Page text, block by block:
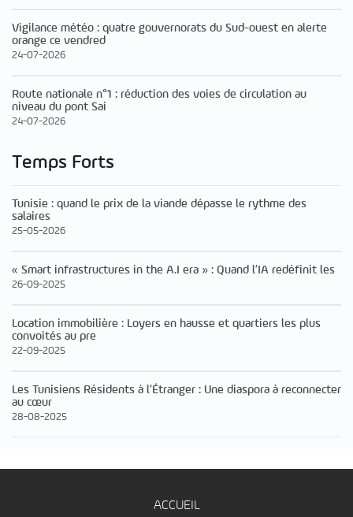
Vigilance météo : quatre gouvernorats du Sud-ouest en alerte
orange ce vendred
24-07-2026
Route nationale n°1 : réduction des voies de circulation au
niveau du pont Sai
24-07-2026
Temps Forts
Tunisie : quand le prix de la viande dépasse le rythme des
salaires
25-05-2026
« Smart infrastructures in the A.I era » : Quand l’IA redéfinit les
26-09-2025
Location immobilière : Loyers en hausse et quartiers les plus
convoités au pre
22-09-2025
Les Tunisiens Résidents à l’Étranger : Une diaspora à reconnecter
au cœur
28-08-2025
ACCUEIL